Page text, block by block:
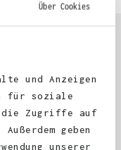
Über Cookies
und Anzeigen
für soziale
die Zugriffe auf
geben
unserer
per E-Mail oder
🫶